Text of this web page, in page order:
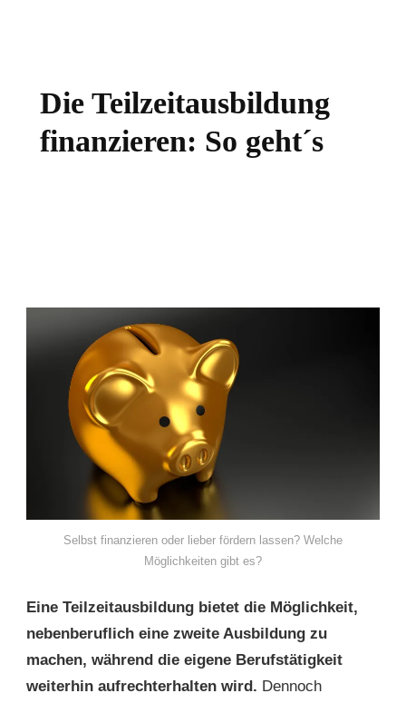
Die Teilzeitausbildung
finanzieren: So geht´s
Selbst finanzieren oder lieber fördern lassen? Welche
Möglichkeiten gibt es?
Eine Teilzeitausbildung bietet die Möglichkeit,
nebenberuflich eine zweite Ausbildung zu
machen, während die eigene Berufstätigkeit
weiterhin aufrechterhalten wird. Dennoch